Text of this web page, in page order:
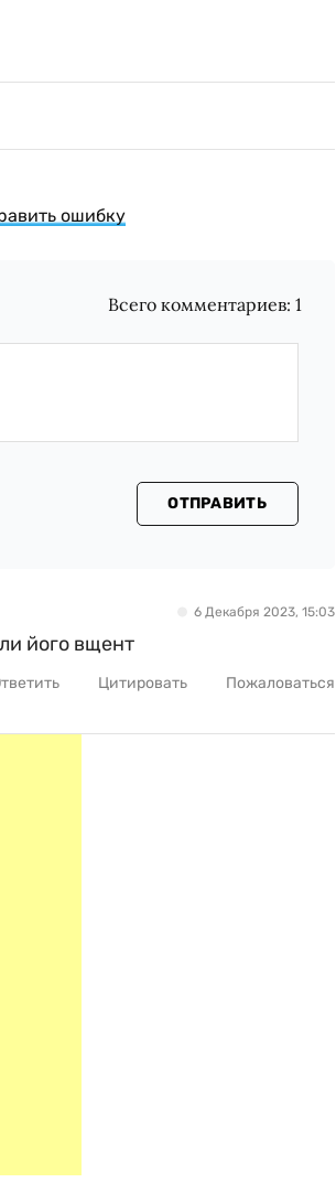
ошибку
Всего комментариев:1
ОТПРАВИТЬ
6 Декабря 2023, 15:03
його вщент
Цитировать Пожаловаться